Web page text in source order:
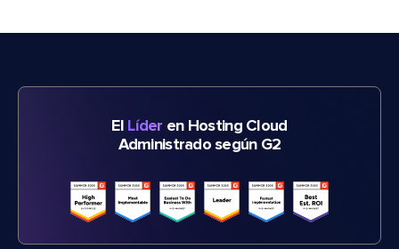
El Líder en Hosting Cloud
Administrado según G2